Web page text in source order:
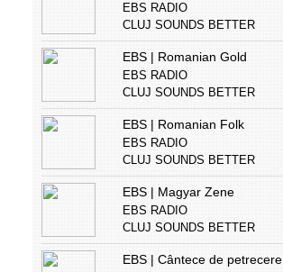
EBS RADIO
CLUJ SOUNDS BETTER
EBS | Romanian Gold
EBS RADIO
CLUJ SOUNDS BETTER
EBS | Romanian Folk
EBS RADIO
CLUJ SOUNDS BETTER
EBS | Magyar Zene
EBS RADIO
CLUJ SOUNDS BETTER
EBS | Cântece de petrecere